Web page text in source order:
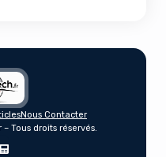
Nous Contacter
Tous droits réservés.
Squeezy : Un
Les Paiements En